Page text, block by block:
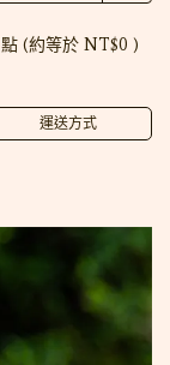
點 (約等於 NT$0 )
運送方式